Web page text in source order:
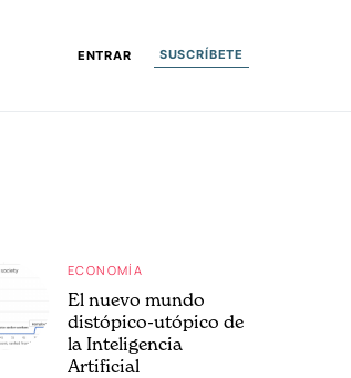
ENTRAR SUSCRÍBETE
ECONOMÍA
El nuevo mundo
distópico-utópico de
la Inteligencia
Artificial